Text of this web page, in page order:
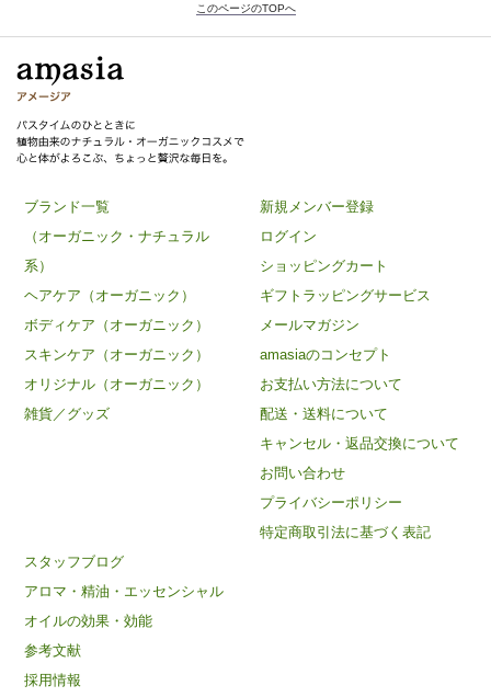
このページのTOPへ
ブランド一覧
（オーガニック・ナチュラル
系）
ヘアケア（オーガニック）
ボディケア（オーガニック）
スキンケア（オーガニック）
オリジナル（オーガニック）
雑貨／グッズ
新規メンバー登録
ログイン
ショッピングカート
ギフトラッピングサービス
メールマガジン
amasiaのコンセプト
お支払い方法について
配送・送料について
キャンセル・返品交換について
お問い合わせ
プライバシーポリシー
特定商取引法に基づく表記
スタッフブログ
アロマ・精油・エッセンシャル
オイルの効果・効能
参考文献
採用情報
amasiaの最新記事とお得情報をお届け
スタッフブログの更新情報や、オーガニックコスメのお得な情報をメ